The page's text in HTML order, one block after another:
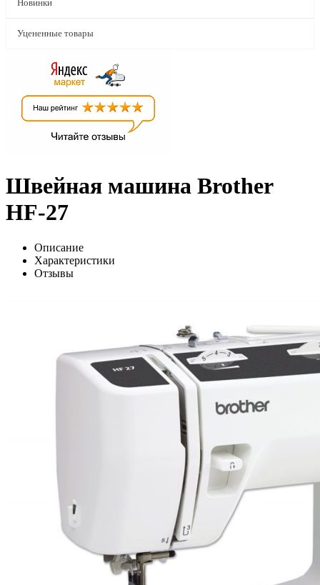
Новинки
Уцененные товары
Швейная машина Brother
HF-27
Описание
Характеристики
Отзывы